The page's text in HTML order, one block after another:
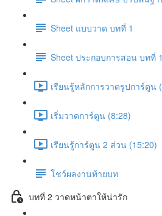
Sheet แบบวาด บทที่ 1
Sheet ประกอบการสอน บทที่ 1
เรียนรู้หลักการวาดรูปการ์ตูน
เริ่มวาดการ์ตูน (8:28)
เรียนรู้การ์ตูน 2 ส่วน (15:20)
โชว์ผลงานท้ายบท
บทที่ 2 วาดหน้าตาให้น่ารัก